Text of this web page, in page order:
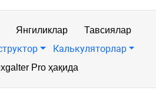
Янгиликлар
Тавсиялар
Калькуляторлар
Pro ҳақида